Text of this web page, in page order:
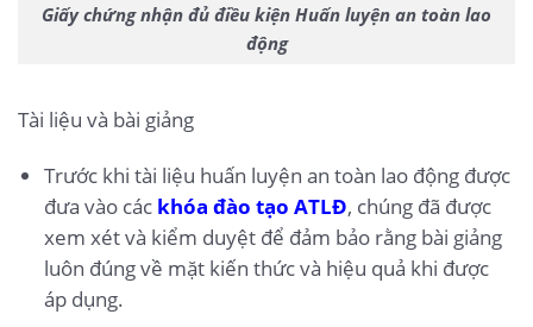
Giấy chứng nhận đủ điều kiện Huấn luyện an toàn lao
động
Tài liệu và bài giảng
Trước khi tài liệu huấn luyện an toàn lao động được
đưa vào các khóa đào tạo ATLĐ, chúng đã được
xem xét và kiểm duyệt để đảm bảo rằng bài giảng
luôn đúng về mặt kiến thức và hiệu quả khi được
áp dụng.